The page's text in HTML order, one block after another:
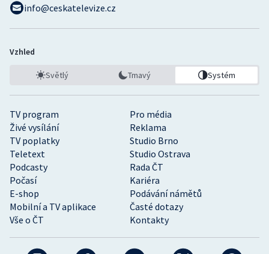
TV program
Pro média
Živé vysílání
Reklama
TV poplatky
Studio Brno
Teletext
Studio Ostrava
Podcasty
Rada ČT
Počasí
Kariéra
E-shop
Podávání námětů
Mobilní a TV aplikace
Časté dotazy
Vše o ČT
Kontakty
info@ceskatelevize.cz
Vzhled
Světlý Tmavý Systém